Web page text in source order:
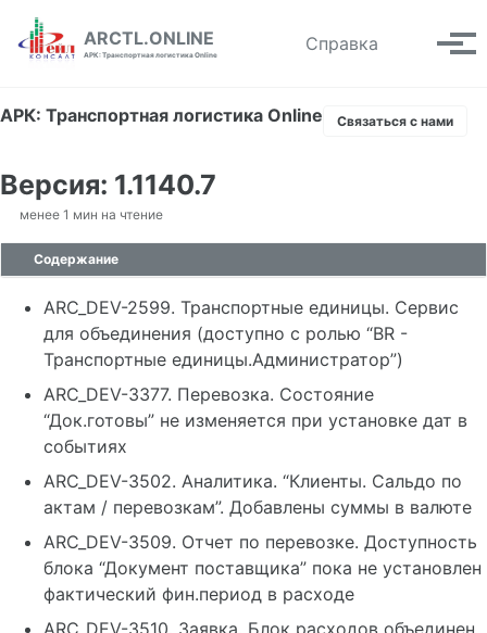
Skip to primary navigation
Skip to content
Skip to footer
ARCTL.ONLINE
АРК: Транспортная логистика Online
Справка Toggle
АРК: Транспортная логистика Online Связаться с нами
Версия: 1.1140.7
менее 1 мин на чтение
Содержание
ARC_DEV-2599. Транспортные единицы. Сервис
для объединения (доступно с ролью “BR -
Транспортные единицы.Администратор”)
ARC_DEV-3377. Перевозка. Состояние
“Док.готовы” не изменяется при установке дат в
событиях
ARC_DEV-3502. Аналитика. “Клиенты. Сальдо по
актам / перевозкам”. Добавлены суммы в валюте
ARC_DEV-3509. Отчет по перевозке. Доступность
блока “Документ поставщика” пока не установлен
фактический фин.период в расходе